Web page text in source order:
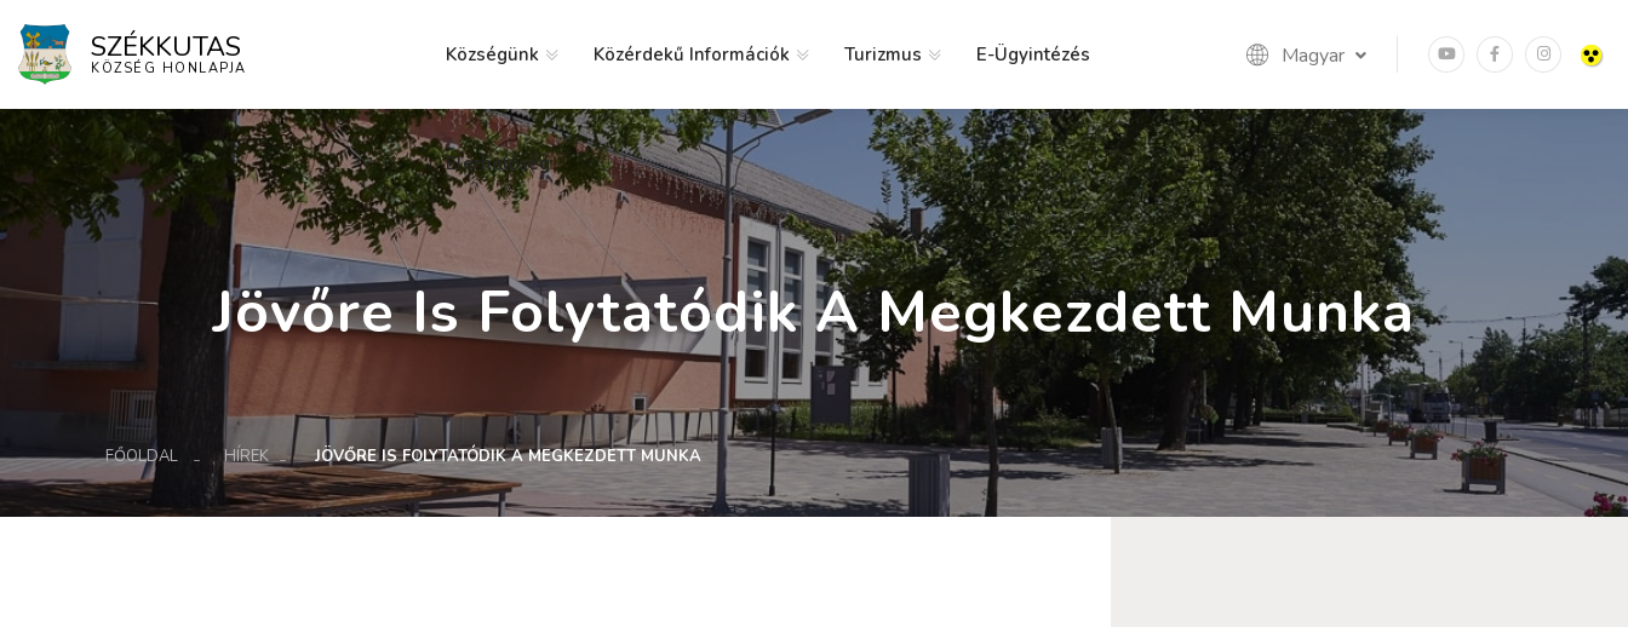
SZÉKKUTAS
KÖZSÉG HONLAPJA Magyar
Községünk Közérdekű Információk Turizmus E-Ügyintézés
Elérhetőség
Jövőre Is Folytatódik A Megkezdett Munka
FŐOLDAL HÍREK JÖVŐRE IS FOLYTATÓDIK A MEGKEZDETT MUNKA